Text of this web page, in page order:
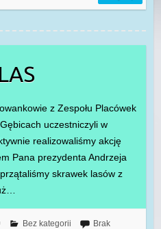
z Zespołu Placówek
uczestniczyli w
realizowaliśmy akcję
Pana prezydenta Andrzeja
skrawek lasów z
Bez kategorii
Brak